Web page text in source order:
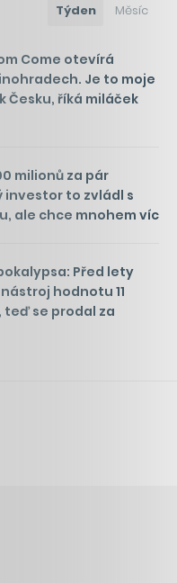
Týden Měsíc
Come otevírá
Je to moje
Česku, říká miláček
milionů za pár
investor to zvládl s
ale chce mnohem víc
Před lety
hodnotu 11
teď se prodal za